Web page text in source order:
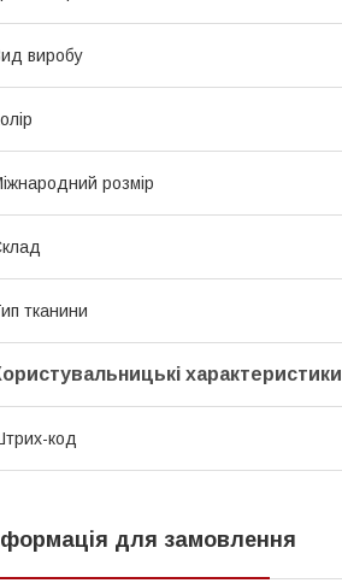
виробу
розмір
тканини
характеристики
код
для замовлення